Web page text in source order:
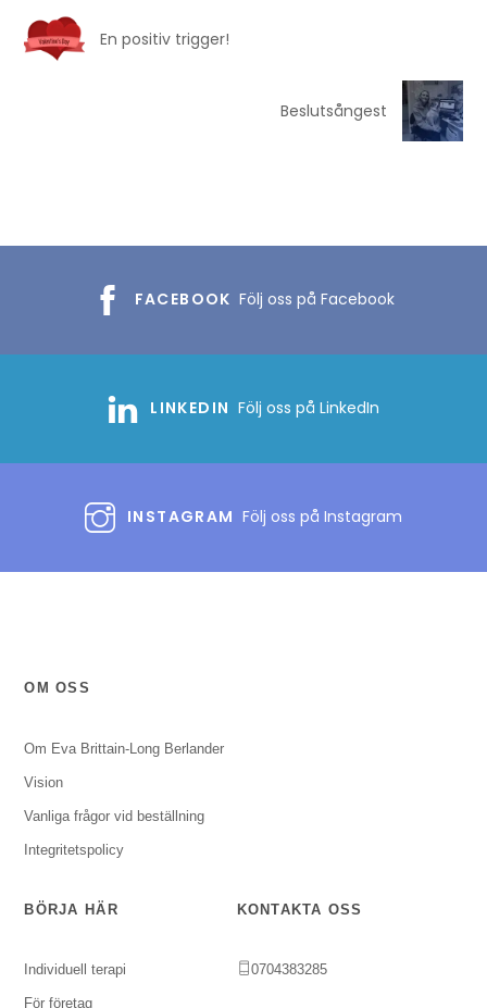
En positiv trigger!
Beslutsångest
FACEBOOK Följ oss på Facebook
LINKEDIN Följ oss på LinkedIn
INSTAGRAM Följ oss på Instagram
OM OSS
Om Eva Brittain-Long Berlander
Vision
Vanliga frågor vid beställning
Integritetspolicy
BÖRJA HÄR
Individuell terapi
För företag
KONTAKTA OSS
0704383285